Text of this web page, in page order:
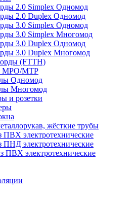
2.0 Simplex Одномод
2.0 Duplex Одномод
3.0 Simplex Одномод
3.0 Simplex Многомод
3.0 Duplex Одномод
3.0 Duplex Многомод
(FTTH)
MPO/MTP
Одномод
Многомод
и розетки
жёсткие трубы
электротехнические
электротехнические
ПВХ электротехнические